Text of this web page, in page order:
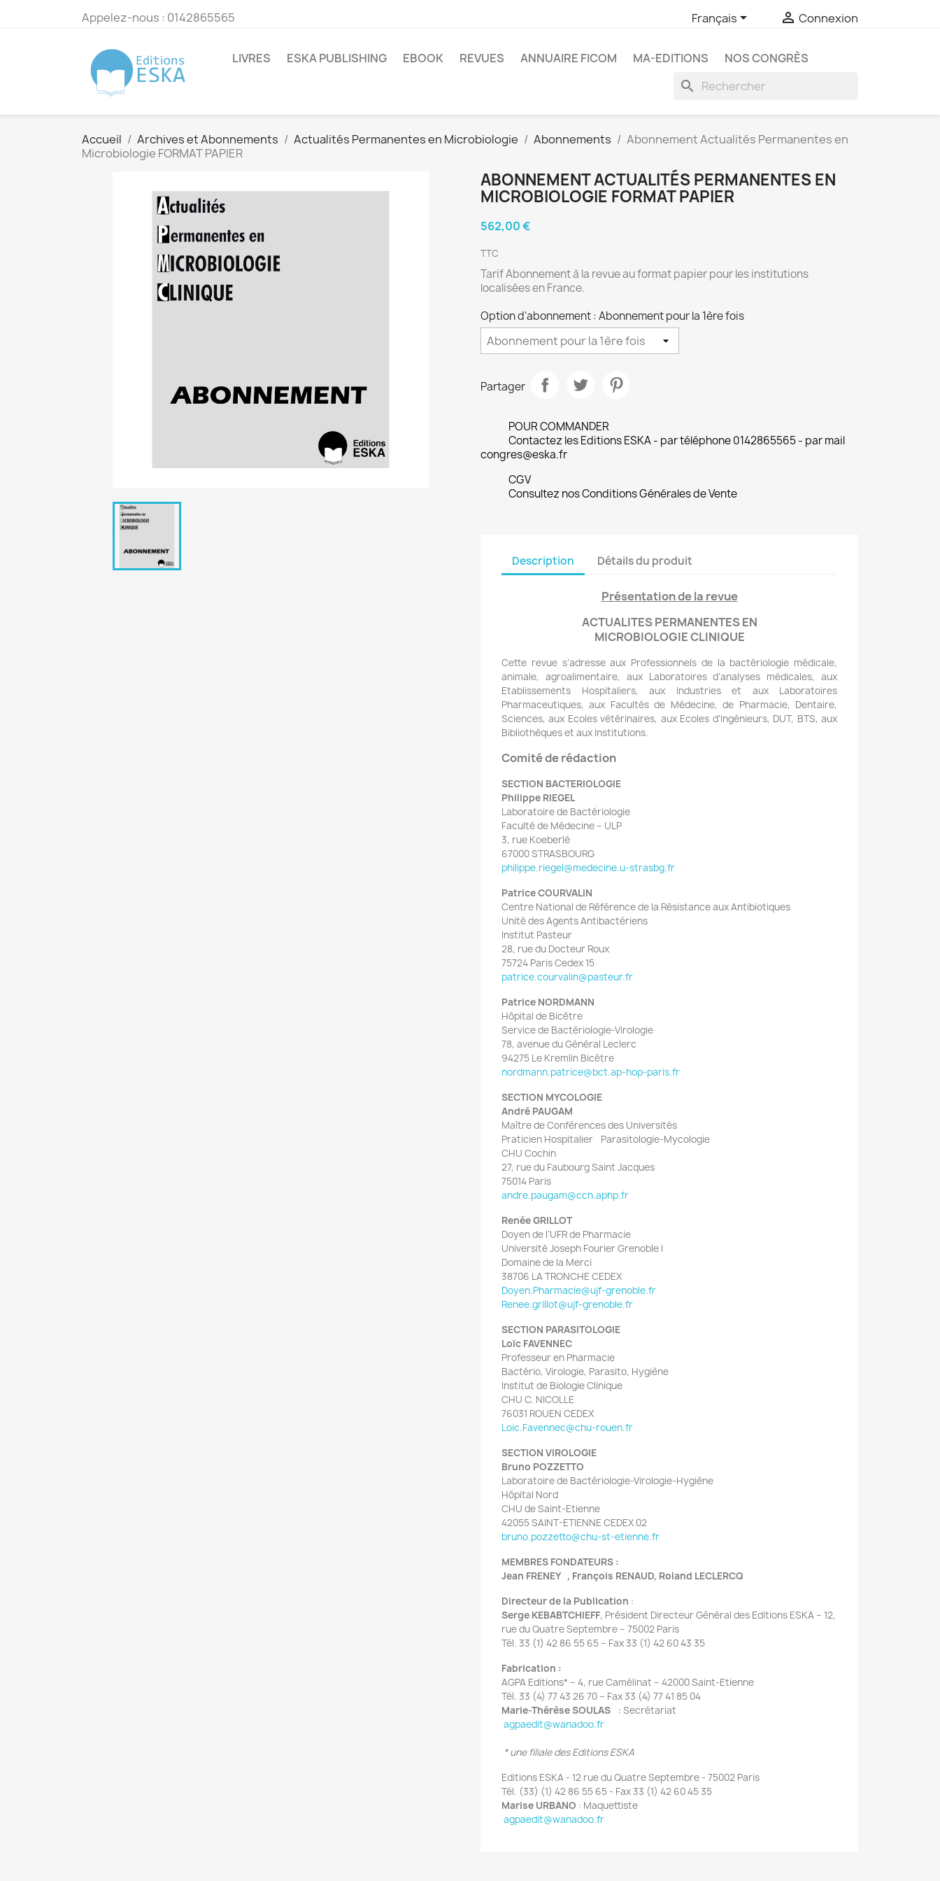
Appelez-nous : 0142865565 Français  Connexion
LIVRES ESKA PUBLISHING EBOOK REVUES ANNUAIRE FICOM MA-EDITIONS NOS CONGRÈS
search
Accueil Archives et Abonnements Actualités Permanentes en Microbiologie Abonnements
Abonnement Actualités Permanentes en
Microbiologie FORMAT PAPIER
ABONNEMENT ACTUALITÉS PERMANENTES EN
MICROBIOLOGIE FORMAT PAPIER
562,00 €
TTC
Tarif Abonnement à la revue au format papier pour les institutions
localisées en France.
Option d'abonnement : Abonnement pour la 1ère fois
Partager
POUR COMMANDER
Contactez les Editions ESKA - par téléphone 0142865565 - par mail
congres@eska.fr
CGV
Consultez nos Conditions Générales de Vente
Description Détails du produit
Présentation de la revue
ACTUALITES PERMANENTES EN
MICROBIOLOGIE CLINIQUE
Cette revue s’adresse aux Professionnels de la bactériologie médicale,
animale, agroalimentaire, aux Laboratoires d’analyses médicales, aux
Etablissements Hospitaliers, aux Industries et aux Laboratoires
Pharmaceutiques, aux Facultés de Médecine, de Pharmacie, Dentaire,
Sciences, aux Ecoles vétérinaires, aux Ecoles d’Ingénieurs, DUT, BTS, aux
Bibliothèques et aux Institutions.
Comité de rédaction
SECTION BACTERIOLOGIE
Philippe RIEGEL
Laboratoire de Bactériologie
Faculté de Médecine – ULP
3, rue Koeberlé
67000 STRASBOURG
philippe.riegel@medecine.u-strasbg.fr
Patrice COURVALIN
Centre National de Référence de la Résistance aux Antibiotiques
Unité des Agents Antibactériens
Institut Pasteur
28, rue du Docteur Roux
75724 Paris Cedex 15
patrice.courvalin@pasteur.fr
Patrice NORDMANN
Hôpital de Bicêtre
Service de Bactériologie-Virologie
78, avenue du Général Leclerc
94275 Le Kremlin Bicêtre
nordmann.patrice@bct.ap-hop-paris.fr
SECTION MYCOLOGIE
André PAUGAM
Maître de Conférences des Universités
Praticien Hospitalier Parasitologie-Mycologie
CHU Cochin
27, rue du Faubourg Saint Jacques
75014 Paris
andre.paugam@cch.aphp.fr
Renée GRILLOT
Doyen de l’UFR de Pharmacie
Université Joseph Fourier Grenoble I
Domaine de la Merci
38706 LA TRONCHE CEDEX
Doyen.Pharmacie@ujf-grenoble.fr
Renee.grillot@ujf-grenoble.fr
SECTION PARASITOLOGIE
Loïc FAVENNEC
Professeur en Pharmacie
Bactério, Virologie, Parasito, Hygiène
Institut de Biologie Clinique
CHU C. NICOLLE
76031 ROUEN CEDEX
Loic.Favennec@chu-rouen.fr
SECTION VIROLOGIE
Bruno POZZETTO
Laboratoire de Bactériologie-Virologie-Hygiène
Hôpital Nord
CHU de Saint-Etienne
42055 SAINT-ETIENNE CEDEX 02
bruno.pozzetto@chu-st-etienne.fr
MEMBRES FONDATEURS :
Jean FRENEY , François RENAUD, Roland LECLERCQ
Directeur de la Publication :
Serge KEBABTCHIEFF, Président Directeur Général des Editions ESKA – 12,
rue du Quatre Septembre – 75002 Paris
Tél. 33 (1) 42 86 55 65 – Fax 33 (1) 42 60 43 35
Fabrication :
AGPA Editions* – 4, rue Camélinat – 42000 Saint-Etienne
Tél. 33 (4) 77 43 26 70 – Fax 33 (4) 77 41 85 04
Marie-Thérèse SOULAS : Secrétariat
agpaedit@wanadoo.fr
* une filiale des Editions ESKA
Editions ESKA - 12 rue du Quatre Septembre - 75002 Paris
Tél. (33) (1) 42 86 55 65 - Fax 33 (1) 42 60 45 35
Marise URBANO : Maquettiste
agpaedit@wanadoo.fr